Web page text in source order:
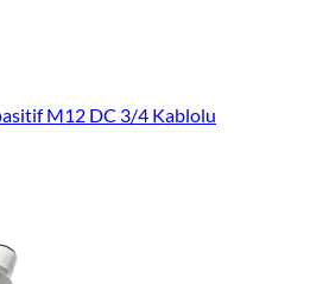
M12 DC 3/4 Kablolu